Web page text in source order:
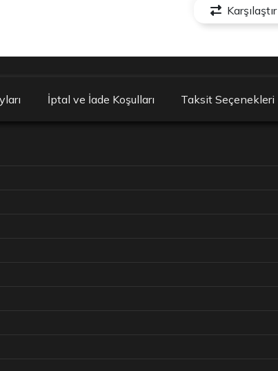
Karşılaştır
İptal ve İade Koşulları Taksit Seçenekleri